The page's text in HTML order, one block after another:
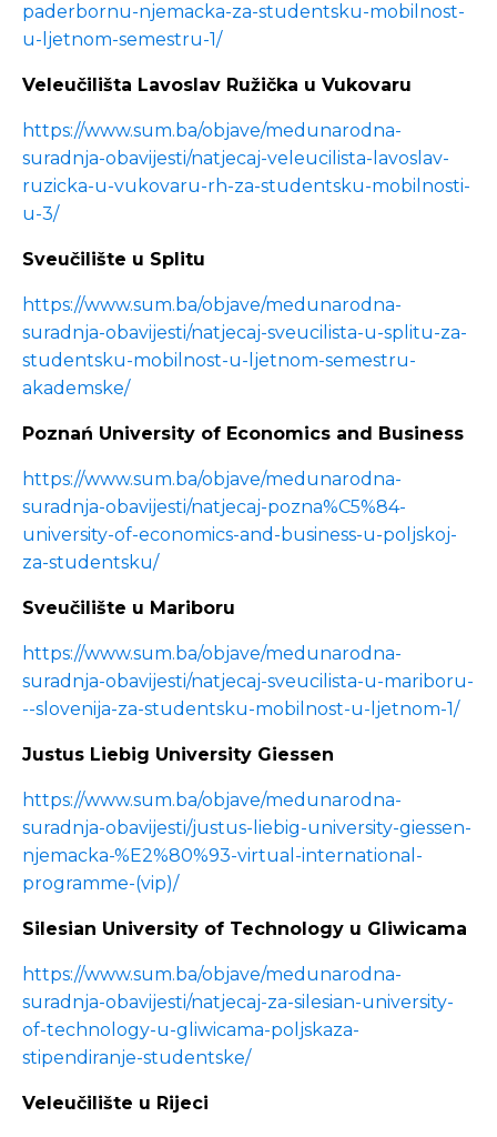
paderbornu-njemacka-za-studentsku-mobilnost-
u-ljetnom-semestru-1/
Veleučilišta Lavoslav Ružička u Vukovaru
https://www.sum.ba/objave/medunarodna-
suradnja-obavijesti/natjecaj-veleucilista-lavoslav-
ruzicka-u-vukovaru-rh-za-studentsku-mobilnosti-
u-3/
Sveučilište u Splitu
https://www.sum.ba/objave/medunarodna-
suradnja-obavijesti/natjecaj-sveucilista-u-splitu-za-
studentsku-mobilnost-u-ljetnom-semestru-
akademske/
Poznań University of Economics and Business
https://www.sum.ba/objave/medunarodna-
suradnja-obavijesti/natjecaj-pozna%C5%84-
university-of-economics-and-business-u-poljskoj-
za-studentsku/
Sveučilište u Mariboru
https://www.sum.ba/objave/medunarodna-
suradnja-obavijesti/natjecaj-sveucilista-u-mariboru-
--slovenija-za-studentsku-mobilnost-u-ljetnom-1/
Justus Liebig University Giessen
https://www.sum.ba/objave/medunarodna-
suradnja-obavijesti/justus-liebig-university-giessen-
njemacka-%E2%80%93-virtual-international-
programme-(vip)/
Silesian University of Technology u Gliwicama
https://www.sum.ba/objave/medunarodna-
suradnja-obavijesti/natjecaj-za-silesian-university-
of-technology-u-gliwicama-poljskaza-
stipendiranje-studentske/
Veleučilište u Rijeci